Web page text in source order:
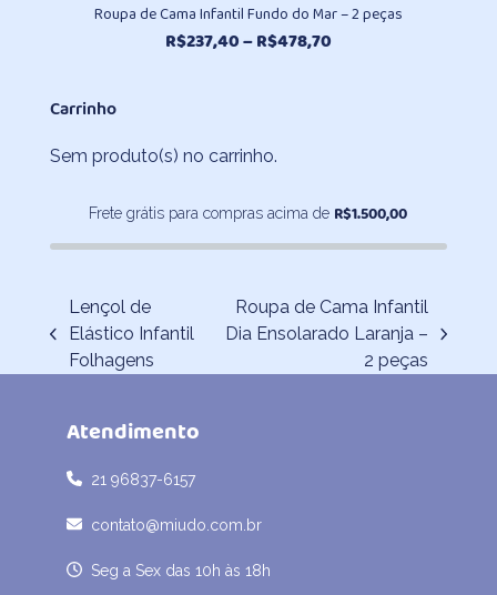
Roupa de Cama Infantil Fundo do Mar – 2 peças
R$237,40–R$478,70Faixa
Carrinho
Sem produto(s) no carrinho.
Frete grátis para compras acima de R$1.500,00
previous
post:
Lençol de
Elástico Infantil
Folhagens
next
post:
Roupa de Cama Infantil
Dia Ensolarado Laranja –
2 peças
Atendimento
21 96837-6157
contato@miudo.com.br
Seg a Sex das 10h às 18h